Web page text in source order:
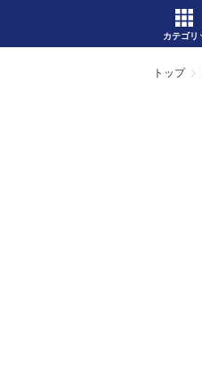
カテゴリ
トップ